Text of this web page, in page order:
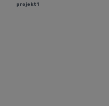
projekt1